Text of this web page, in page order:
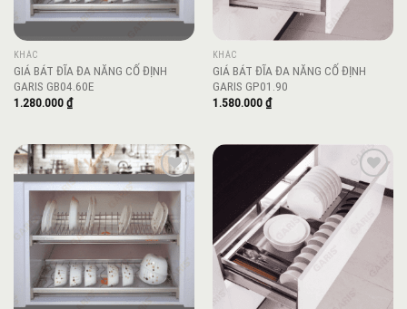
KHÁC
GIÁ BÁT ĐĨA ĐA NĂNG CỐ ĐỊNH
GARIS GB04.60E
1.280.000₫
KHÁC
GIÁ BÁT ĐĨA ĐA NĂNG CỐ ĐỊNH
GARIS GP01.90
1.580.000₫
Add to
wishlist
Add to
wishlist